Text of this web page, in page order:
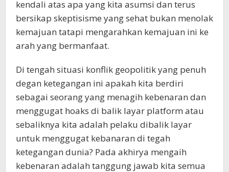
kendali atas apa yang kita asumsi dan terus
bersikap skeptisisme yang sehat bukan menolak
kemajuan tatapi mengarahkan kemajuan ini ke
arah yang bermanfaat.
Di tengah situasi konflik geopolitik yang penuh
degan ketegangan ini apakah kita berdiri
sebagai seorang yang menagih kebenaran dan
menggugat hoaks di balik layar platform atau
sebaliknya kita adalah pelaku dibalik layar
untuk menggugat kebanaran di tegah
ketegangan dunia? Pada akhirya mengaih
kebenaran adalah tanggung jawab kita semua